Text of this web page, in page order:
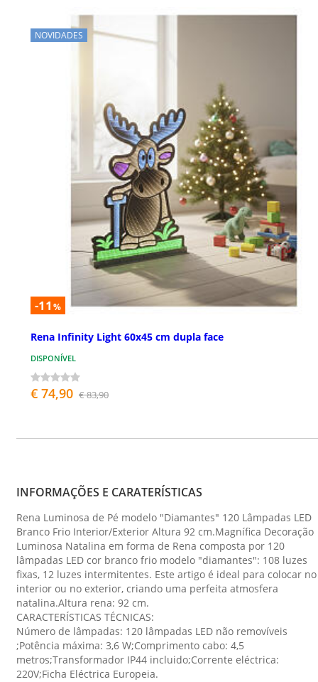
NOVIDADES
-11 %
Rena Infinity Light 60x45 cm dupla face
DISPONÍVEL
€ 74,90 € 83,90
INFORMAÇÕES E CARATERÍSTICAS
Rena Luminosa de Pé modelo "Diamantes" 120 Lâmpadas LED
Branco Frio Interior/Exterior Altura 92 cm.Magnífica Decoração
Luminosa Natalina em forma de Rena composta por 120
lâmpadas LED cor branco frio modelo "diamantes": 108 luzes
fixas, 12 luzes intermitentes. Este artigo é ideal para colocar no
interior ou no exterior, criando uma perfeita atmosfera
natalina.Altura rena: 92 cm.
CARACTERÍSTICAS TÉCNICAS:
Número de lâmpadas: 120 lâmpadas LED não removíveis
;Potência máxima: 3,6 W;Comprimento cabo: 4,5
metros;Transformador IP44 incluido;Corrente eléctrica:
220V;Ficha Eléctrica Europeia.